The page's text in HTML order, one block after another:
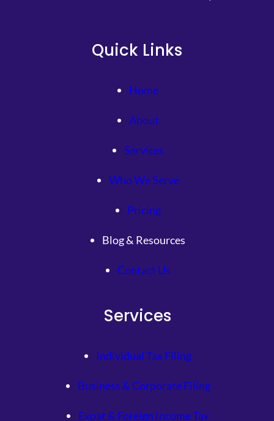
Quick Links
Home
About
Services
Who We Serve
Pricing
Blog & Resources
Contact Us
Services
Individual Tax Filing
Business & Corporate Filing
Expat & Foreign Income Tax